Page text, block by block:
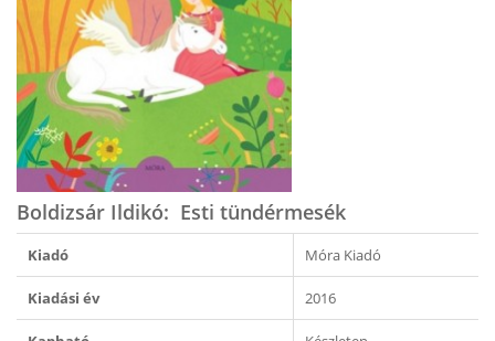
Boldizsár Ildikó: Esti tündérmesék
Kiadó Móra Kiadó
Kiadási év 2016